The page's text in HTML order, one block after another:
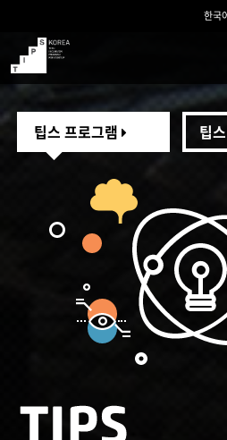
한국
TIPS
팁스 프로그램 팁